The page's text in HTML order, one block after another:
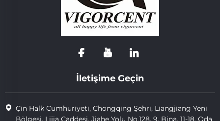
İletişime Geçin
Çin Halk Cumhuriyeti, Chongqing Şehri, Liangjiang Yeni
Bölgesi, Lijia Caddesi, Jiahe Yolu No.128, 9. Bina, 11-18. Oda